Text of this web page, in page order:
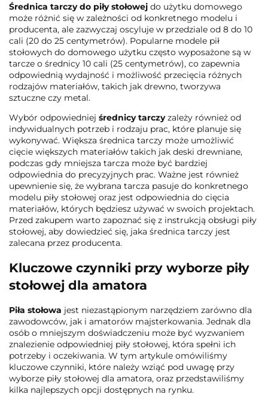
Średnica tarczy do piły stołowej do użytku domowego
może różnić się w zależności od konkretnego modelu i
producenta, ale zazwyczaj oscyluje w przedziale od 8 do 10
cali (20 do 25 centymetrów). Popularne modele pił
stołowych do domowego użytku często wyposażone są w
tarcze o średnicy 10 cali (25 centymetrów), co zapewnia
odpowiednią wydajność i możliwość przecięcia różnych
rodzajów materiałów, takich jak drewno, tworzywa
sztuczne czy metal.
Wybór odpowiedniej średnicy tarczyzależy również od
indywidualnych potrzeb i rodzaju prac, które planuje się
wykonywać. Większa średnica tarczy może umożliwić
cięcie większych materiałów takich jak deski drewniane,
podczas gdy mniejsza tarcza może być bardziej
odpowiednia do precyzyjnych prac. Ważne jest również
upewnienie się, że wybrana tarcza pasuje do konkretnego
modelu piły stołowej oraz jest odpowiednia do cięcia
materiałów, których będziesz używać w swoich projektach.
Przed zakupem warto zapoznać się z instrukcją obsługi piły
stołowej, aby dowiedzieć się, jaka średnica tarczy jest
zalecana przez producenta.
Kluczowe czynniki przy wyborze piły
stołowej dla amatora
Piła stołowa jest niezastąpionym narzędziem zarówno dla
zawodowców, jak i amatorów majsterkowania. Jednak dla
osób o mniejszym doświadczeniu może być wyzwaniem
znalezienie odpowiedniej piły stołowej, która spełni ich
potrzeby i oczekiwania. W tym artykule omówiliśmy
kluczowe czynniki, które należy wziąć pod uwagę przy
wyborze piły stołowej dla amatora, oraz przedstawiliśmy
kilka najlepszych opcji dostępnych na rynku.